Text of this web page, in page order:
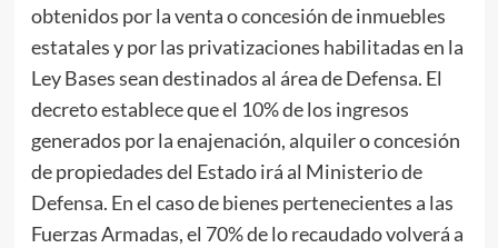
obtenidos por la venta o concesión de inmuebles
estatales y por las privatizaciones habilitadas en la
Ley Bases sean destinados al área de Defensa. El
decreto establece que el 10% de los ingresos
generados por la enajenación, alquiler o concesión
de propiedades del Estado irá al Ministerio de
Defensa. En el caso de bienes pertenecientes a las
Fuerzas Armadas, el 70% de lo recaudado volverá a